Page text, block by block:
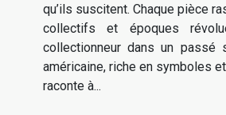
qu’ils suscitent. Chaque pièce
collectifs et époques
collectionneur dans un passé
américaine, riche en symboles
raconte à...